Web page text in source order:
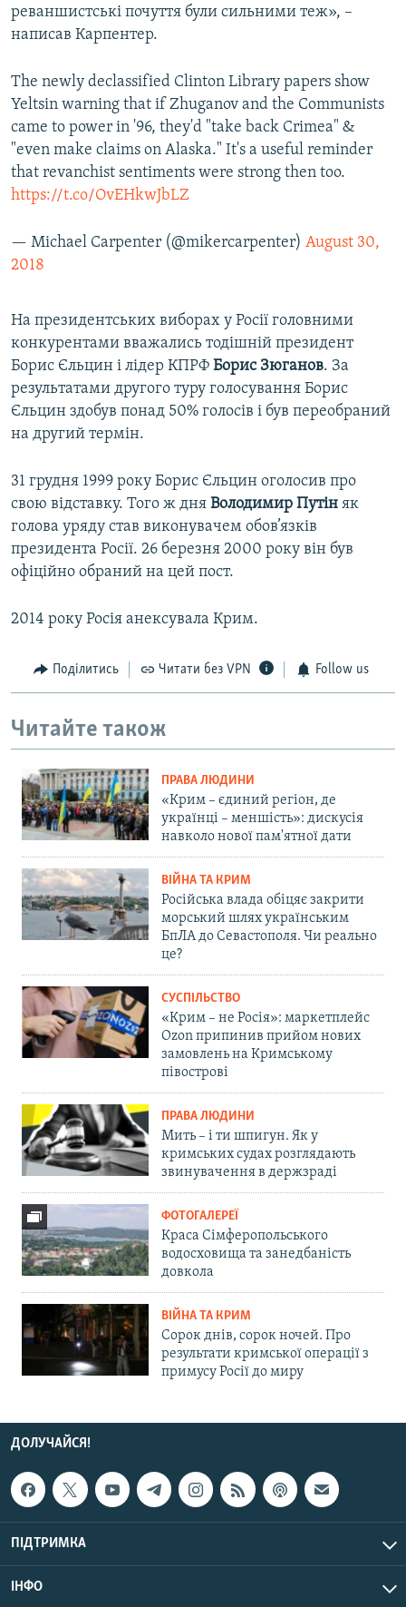
реваншистські почуття були сильними теж», –
написав Карпентер.
The newly declassified Clinton Library papers show
Yeltsin warning that if Zhuganov and the Communists
came to power in '96, they'd "take back Crimea" &
"even make claims on Alaska." It's a useful reminder
that revanchist sentiments were strong then too.
https://t.co/OvEHkwJbLZ
— Michael Carpenter (@mikercarpenter) August 30,
2018
На президентських виборах у Росії головними
конкурентами вважались тодішній президент
Борис Єльцин і лідер КПРФ Борис Зюганов. За
результатами другого туру голосування Борис
Єльцин здобув понад 50% голосів і був переобраний
на другий термін.
31 грудня 1999 року Борис Єльцин оголосив про
свою відставку. Того ж дня Володимир Путін як
голова уряду став виконувачем обов’язків
президента Росії. 26 березня 2000 року він був
офіційно обраний на цей пост.
2014 року Росія анексувала Крим.
Поділитись Читати без VPN Follow us
Читайте також
ПРАВА ЛЮДИНИ
«Крим – єдиний регіон, де
українці – меншість»: дискусія
навколо нової пам'ятної дати
ВІЙНА ТА КРИМ
Російська влада обіцяє закрити
морський шлях українським
БпЛА до Севастополя. Чи реально
це?
СУСПІЛЬСТВО
«Крим – не Росія»: маркетплейс
Ozon припинив прийом нових
замовлень на Кримському
півострові
ПРАВА ЛЮДИНИ
Мить – і ти шпигун. Як у
кримських судах розглядають
звинувачення в держзраді
ФОТОГАЛЕРЕЇ
Краса Сімферопольського
водосховища та занедбаність
довкола
ВІЙНА ТА КРИМ
Сорок днів, сорок ночей. Про
результати кримської операції з
примусу Росії до миру
ДОЛУЧАЙСЯ!
ПІДТРИМКА
ІНФО